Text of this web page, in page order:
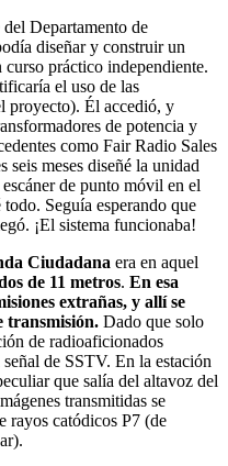
Departamento de
diseñar y construir un
curso práctico independiente.
el uso de las
proyecto). Él accedió, y
de potencia y
como Fair Radio Sales
meses diseñé la unidad
de punto móvil en el
Seguía esperando que
¡El sistema funcionaba!
Ciudadana era en aquel
de 11 metros. En esa
extrañas, y allí se
transmisión. Dado que solo
de radioaficionados
de SSTV. En la estación
que salía del altavoz del
transmitidas se
rayos catódicos P7 (de